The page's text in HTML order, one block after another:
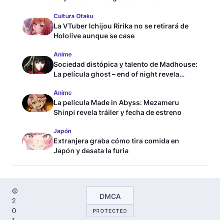
Cultura Otaku
La VTuber Ichijou Ririka no se retirará de
Hololive aunque se case
Anime
Sociedad distópica y talento de Madhouse:
La película ghost – end of night revela
Anime
La película Made in Abyss: Mezameru
Shinpi revela tráiler y fecha de estreno
Japón
Extranjera graba cómo tira comida en
Japón y desata la furia
©
2
0
DMCA
PROTECTED